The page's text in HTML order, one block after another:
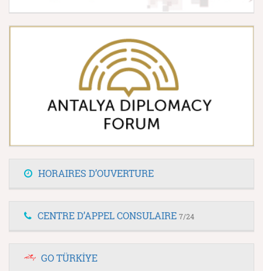
HORAIRES D’OUVERTURE
CENTRE D’APPEL CONSULAIRE 7/24
GO TÜRKİYE